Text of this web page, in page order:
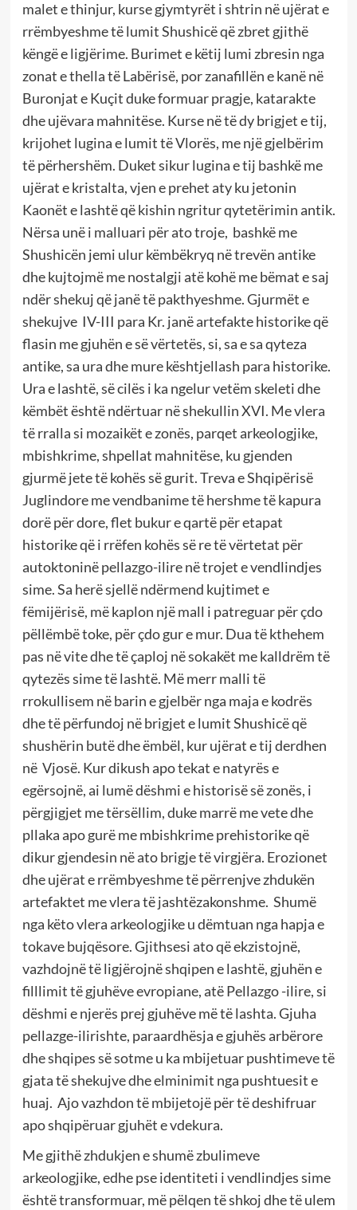
malet e thinjur, kurse gjymtyrët i shtrin në ujërat e
rrëmbyeshme të lumit Shushicë që zbret gjithë
këngë e ligjërime. Burimet e këtij lumi zbresin nga
zonat e thella të Labërisë, por zanafillën e kanë në
Buronjat e Kuçit duke formuar pragje, katarakte
dhe ujëvara mahnitëse. Kurse në të dy brigjet e tij,
krijohet lugina e lumit të Vlorës, me një gjelbërim
të përhershëm. Duket sikur lugina e tij bashkë me
ujërat e kristalta, vjen e prehet aty ku jetonin
Kaonët e lashtë që kishin ngritur qytetërimin antik.
Nërsa unë i malluari për ato troje, bashkë me
Shushicën jemi ulur këmbëkryq në trevën antike
dhe kujtojmë me nostalgji atë kohë me bëmat e saj
ndër shekuj që janë të pakthyeshme. Gjurmët e
shekujve IV-III para Kr. janë artefakte historike që
flasin me gjuhën e së vërtetës, si, sa e sa qyteza
antike, sa ura dhe mure kështjellash para historike.
Ura e lashtë, së cilës i ka ngelur vetëm skeleti dhe
këmbët është ndërtuar në shekullin XVI. Me vlera
të rralla si mozaikët e zonës, parqet arkeologjike,
mbishkrime, shpellat mahnitëse, ku gjenden
gjurmë jete të kohës së gurit. Treva e Shqipërisë
Juglindore me vendbanime të hershme të kapura
dorë për dore, flet bukur e qartë për etapat
historike që i rrëfen kohës së re të vërtetat për
autoktoninë pellazgo-ilire në trojet e vendlindjes
sime. Sa herë sjellë ndërmend kujtimet e
fëmijërisë, më kaplon një mall i patreguar për çdo
pëllëmbë toke, për çdo gur e mur. Dua të kthehem
pas në vite dhe të çaploj në sokakët me kalldrëm të
qytezës sime të lashtë. Më merr malli të
rrokullisem në barin e gjelbër nga maja e kodrës
dhe të përfundoj në brigjet e lumit Shushicë që
shushërin butë dhe ëmbël, kur ujërat e tij derdhen
në Vjosë. Kur dikush apo tekat e natyrës e
egërsojnë, ai lumë dëshmi e historisë së zonës, i
përgjigjet me tërsëllim, duke marrë me vete dhe
pllaka apo gurë me mbishkrime prehistorike që
dikur gjendesin në ato brigje të virgjëra. Erozionet
dhe ujërat e rrëmbyeshme të përrenjve zhdukën
artefaktet me vlera të jashtëzakonshme. Shumë
nga këto vlera arkeologjike u dëmtuan nga hapja e
tokave bujqësore. Gjithsesi ato që ekzistojnë,
vazhdojnë të ligjërojnë shqipen e lashtë, gjuhën e
filllimit të gjuhëve evropiane, atë Pellazgo -ilire, si
dëshmi e njerës prej gjuhëve më të lashta. Gjuha
pellazge-ilirishte, paraardhësja e gjuhës arbërore
dhe shqipes së sotme u ka mbijetuar pushtimeve të
gjata të shekujve dhe elminimit nga pushtuesit e
huaj. Ajo vazhdon të mbijetojë për të deshifruar
apo shqipëruar gjuhët e vdekura.
Me gjithë zhdukjen e shumë zbulimeve
arkeologjike, edhe pse identiteti i vendlindjes sime
është transformuar, më pëlqen të shkoj dhe të ulem